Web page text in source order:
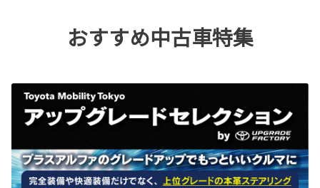
おすすめ中古車特集